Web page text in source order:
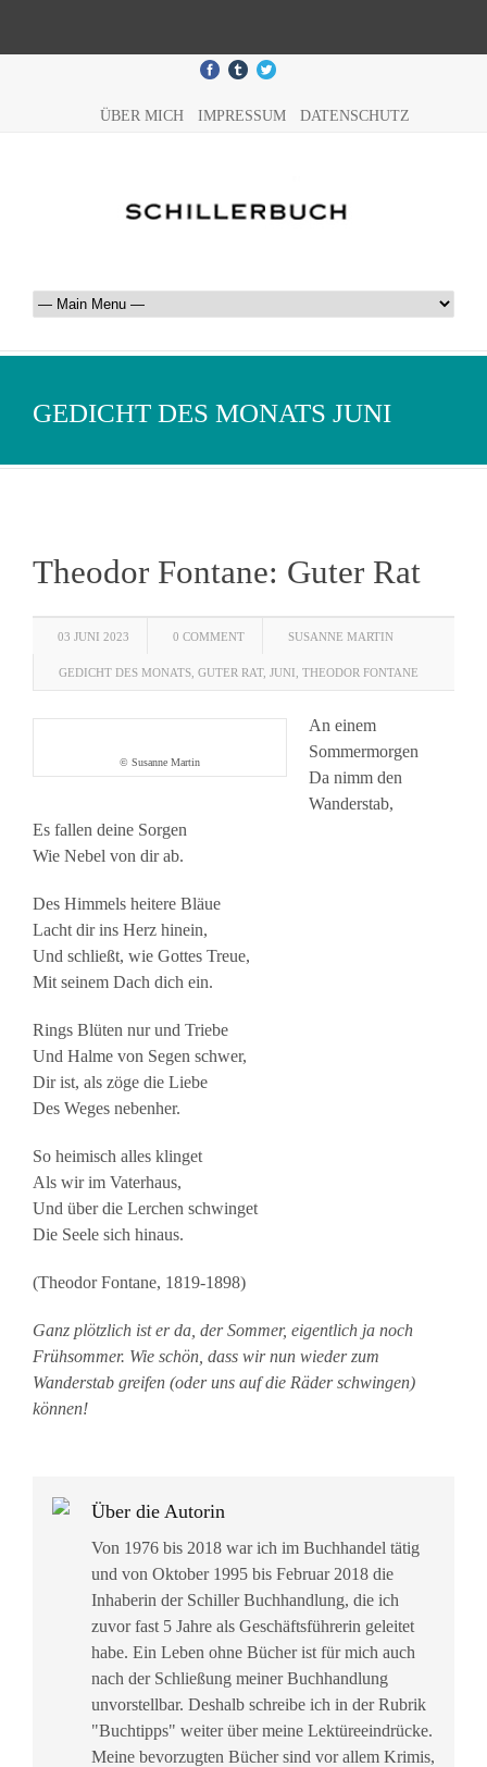
ÜBER MICH IMPRESSUM DATENSCHUTZ
GEDICHT DES MONATS JUNI
Theodor Fontane: Guter Rat
03 JUNI 2023 0 COMMENT SUSANNE MARTIN
GEDICHT DES MONATS GUTER RAT, JUNI THEODOR FONTANE
© Susanne Martin
An einem
Sommermorgen
Da nimm den
Wanderstab,
Es fallen deine Sorgen
Wie Nebel von dir ab.
Des Himmels heitere Bläue
Lacht dir ins Herz hinein,
Und schließt, wie Gottes Treue,
Mit seinem Dach dich ein.
Rings Blüten nur und Triebe
Und Halme von Segen schwer,
Dir ist, als zöge die Liebe
Des Weges nebenher.
So heimisch alles klinget
Als wir im Vaterhaus,
Und über die Lerchen schwinget
Die Seele sich hinaus.
(Theodor Fontane, 1819-1898)
Ganz plötzlich ist er da, der Sommer, eigentlich ja noch
Frühsommer. Wie schön, dass wir nun wieder zum
Wanderstab greifen (oder uns auf die Räder schwingen)
können!
Über die Autorin
Von 1976 bis 2018 war ich im Buchhandel tätig
und von Oktober 1995 bis Februar 2018 die
Inhaberin der Schiller Buchhandlung, die ich
zuvor fast 5 Jahre als Geschäftsführerin geleitet
habe. Ein Leben ohne Bücher ist für mich auch
nach der Schließung meiner Buchhandlung
unvorstellbar. Deshalb schreibe ich in der Rubrik
"Buchtipps" weiter über meine Lektüreeindrücke.
Meine bevorzugten Bücher sind vor allem Krimis,